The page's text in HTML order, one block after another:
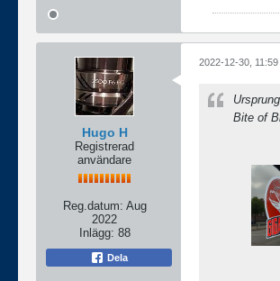
Hugo H
Registrerad
användare
Reg.datum: Aug
2022
Inlägg: 88
Dela
2022-12-30, 11:59
Bite of